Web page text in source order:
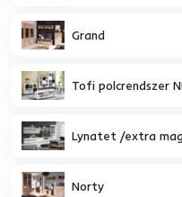
Grand
Tofi polcrendszer
Lynatet /extra
Norty